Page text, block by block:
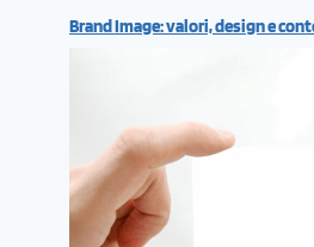
Brand Image: valori, design e